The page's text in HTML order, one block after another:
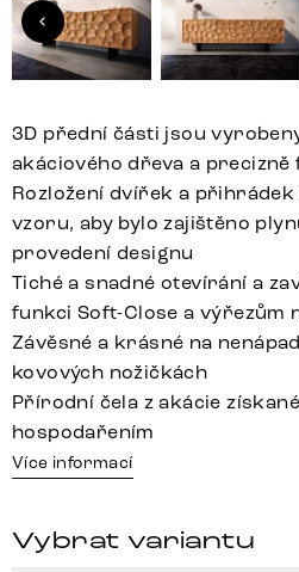
3D přední části jsou
akáciového dřeva a precizně
Rozložení dvířek a
vzoru, aby bylo zajištěno
provedení designu
Tiché a snadné otevírání a
funkci Soft-Close a výřezům
Závěsné a krásné na
kovových nožičkách
Přírodní čela z akácie
hospodařením
Více informací
Vybrat variantu